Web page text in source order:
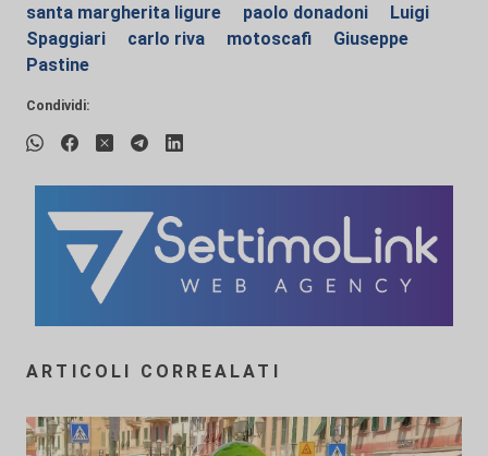
santa margherita ligure paolo donadoni
Luigi
Spaggiari
carlo riva motoscafi
Giuseppe
Pastine
Condividi:
ARTICOLI CORREALATI